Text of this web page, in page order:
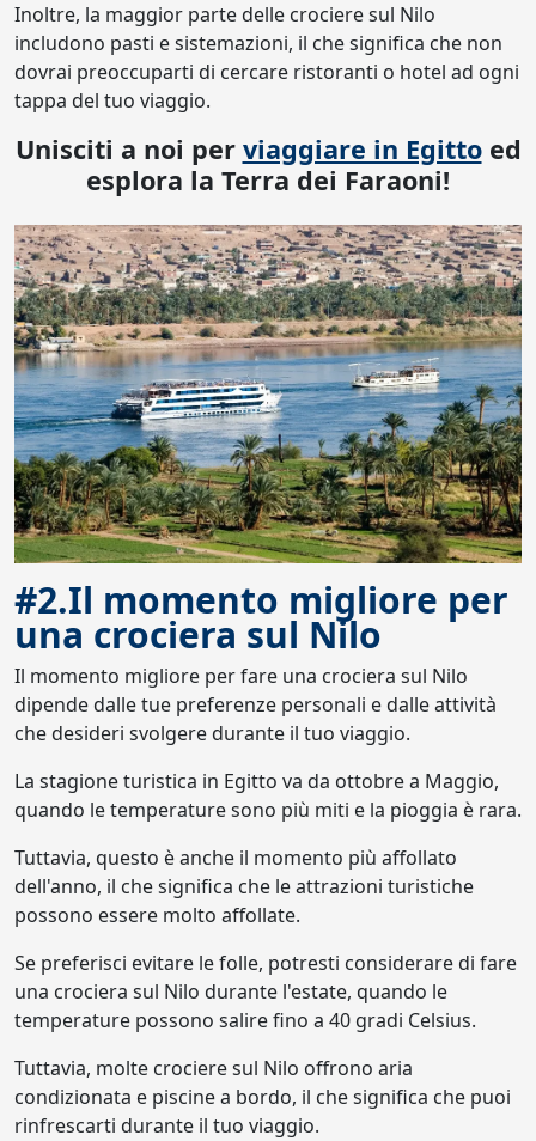
Inoltre, la maggior parte delle crociere sul Nilo
includono pasti e sistemazioni, il che significa che non
dovrai preoccuparti di cercare ristoranti o hotel ad ogni
tappa del tuo viaggio.
Unisciti a noi per viaggiare in Egittoed
esplora la Terra dei Faraoni!
#2.Il momento migliore per
una crociera sul Nilo
Il momento migliore per fare una crociera sul Nilo
dipende dalle tue preferenze personali e dalle attività
che desideri svolgere durante il tuo viaggio.
La stagione turistica in Egitto va da ottobre a Maggio,
quando le temperature sono più miti e la pioggia è rara.
Tuttavia, questo è anche il momento più affollato
dell'anno, il che significa che le attrazioni turistiche
possono essere molto affollate.
Se preferisci evitare le folle, potresti considerare di fare
una crociera sul Nilo durante l'estate, quando le
temperature possono salire fino a 40 gradi Celsius.
Tuttavia, molte crociere sul Nilo offrono aria
condizionata e piscine a bordo, il che significa che puoi
rinfrescarti durante il tuo viaggio.